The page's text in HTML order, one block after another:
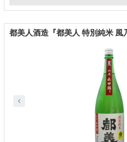
都美人酒造『都美人 特別純米 風